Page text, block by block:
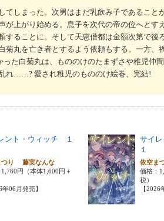
しまった。次男はまだ乳飲み子であること
上がり始める。息子を次代の帝の位へとす
ることに。そして天恵僧都は金額次第で後
丸を亡き者とするよう依頼もする。一方、
た白菊丸は、もののけのたまずさや稚児仲
れ……? 愛され稚児のもののけ絵巻、完結!
ント・ウィッチ １
つり 藤実なんな
円（本体1,600円＋
年06月発売】
サイ
１
依空ま
価格：
税）
【2026